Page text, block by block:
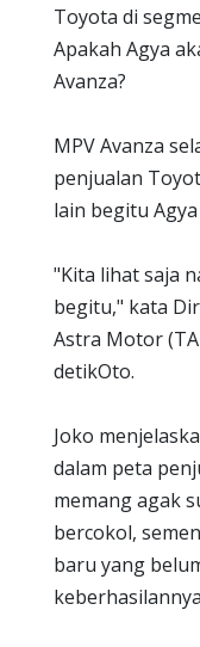
Toyota di
Apakah Agya
Avanza?
MPV Avanza
penjualan
lain begitu
"Kita lihat saja
begitu," kata
Astra Motor
detikOto.
Joko
dalam peta
memang agak
bercokol,
baru yang